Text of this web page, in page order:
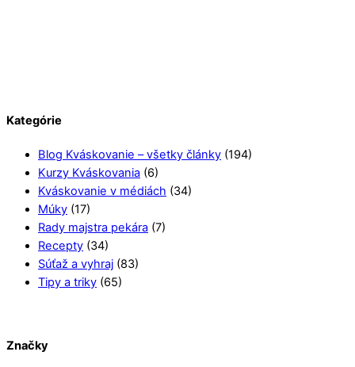
Kategórie
Blog Kváskovanie – všetky články (194)
Kurzy Kváskovania (6)
Kváskovanie v médiách (34)
Múky (17)
Rady majstra pekára (7)
Recepty (34)
Súťaž a vyhraj (83)
Tipy a triky (65)
Značky